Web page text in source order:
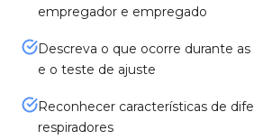
empregador e empregado
Descreva o que ocorre durante
e o teste de ajuste
Reconhecer características de
respiradores